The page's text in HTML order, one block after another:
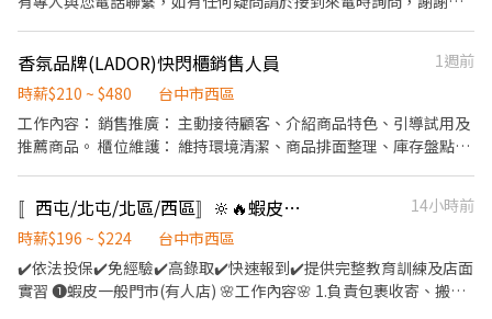
作業 4.負責門市設備與環境清潔以維護商店形象 5.其他店長、副店
長交辦事項 排班制，各班時段： 早班：07:00~15:00 中班：
15:00~23:00 夜班：23:00~07:00 (可能依當區需求，支援其他門市)
歡迎對便利商店之工作有興趣者， 願接受店舖基礎訓練，未來依表
香氛品牌(LADOR)快閃櫃銷售人員
1週前
時薪$210 ~ $480
台中市西區
工作內容： 銷售推廣： 主動接待顧客、介紹商品特色、引導試用及
推薦商品。 櫃位維護： 維持環境清潔、商品排面整理、庫存盤點與
擁有良好的服務熱忱與溝通能力 * 對美髮或保養產品有興趣 * 注重
儀容與整體形象，能展現品牌質感 * 具責任感、積極主動，能配合
團隊合作 * 有百貨、美妝、香氛或精品品牌銷售經驗者佳 *錄取者將
在9月初安排教育訓練(地點另行公布) 檔期和地點： 9/11-10/12 台
〚西屯/北屯/北區/西區〛🔆🔥蝦皮店到店┃智取店門市🥈免經驗🫧火速報到💓
14小時前
時薪$196 ~ $224
台中市西區
✔️依法投保✔️免經驗✔️高錄取✔️快速報到✔️提供完整教育訓練及店面
實習 ❶蝦皮一般門市(有人店) 🌸工作內容🌸 1.負責包裹收寄、搬